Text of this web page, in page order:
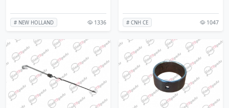
# NEW HOLLAND 1336 # CNH CE 1047